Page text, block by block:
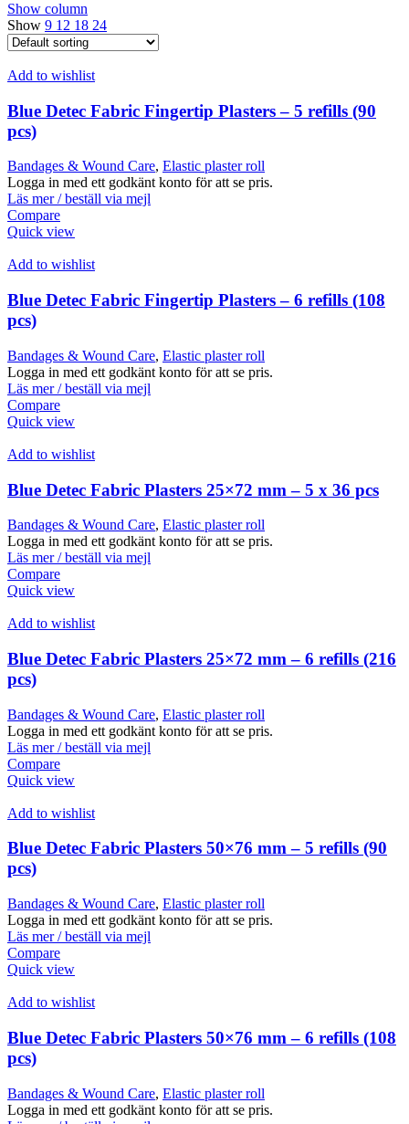
Show column
Show 9 12 18 24
Add to wishlist
Blue Detec Fabric Fingertip Plasters – 5 refills (90
pcs)
Bandages & Wound Care, Elastic plaster roll
Logga in med ett godkänt konto för att se pris.
Läs mer / beställ via mejl
Compare
Quick view
Add to wishlist
Blue Detec Fabric Fingertip Plasters – 6 refills (108
pcs)
Bandages & Wound Care, Elastic plaster roll
Logga in med ett godkänt konto för att se pris.
Läs mer / beställ via mejl
Compare
Quick view
Add to wishlist
Blue Detec Fabric Plasters 25×72 mm – 5 x 36 pcs
Bandages & Wound Care, Elastic plaster roll
Logga in med ett godkänt konto för att se pris.
Läs mer / beställ via mejl
Compare
Quick view
Add to wishlist
Blue Detec Fabric Plasters 25×72 mm – 6 refills (216
pcs)
Bandages & Wound Care, Elastic plaster roll
Logga in med ett godkänt konto för att se pris.
Läs mer / beställ via mejl
Compare
Quick view
Add to wishlist
Blue Detec Fabric Plasters 50×76 mm – 5 refills (90
pcs)
Bandages & Wound Care, Elastic plaster roll
Logga in med ett godkänt konto för att se pris.
Läs mer / beställ via mejl
Compare
Quick view
Add to wishlist
Blue Detec Fabric Plasters 50×76 mm – 6 refills (108
pcs)
Bandages & Wound Care, Elastic plaster roll
Logga in med ett godkänt konto för att se pris.